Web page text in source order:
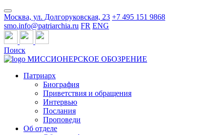
Москва, ул. Долгоруковская, 23 +7 495 151 9868
smo.info@patriarchia.ru FR ENG
Поиск
МИССИОНЕРСКОЕ ОБОЗРЕНИЕ
Патриарх
Биография
Приветствия и обращения
Интервью
Послания
Проповеди
Об отделе